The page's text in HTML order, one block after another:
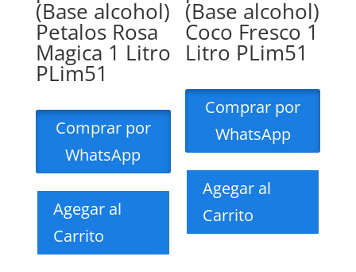
(Base alcohol)
Petalos Rosa
Magica 1 Litro
PLim51
Comprar por
WhatsApp
Agegar al
Carrito
(Base alcohol)
Coco Fresco 1
Litro PLim51
Comprar por
WhatsApp
Agegar al
Carrito